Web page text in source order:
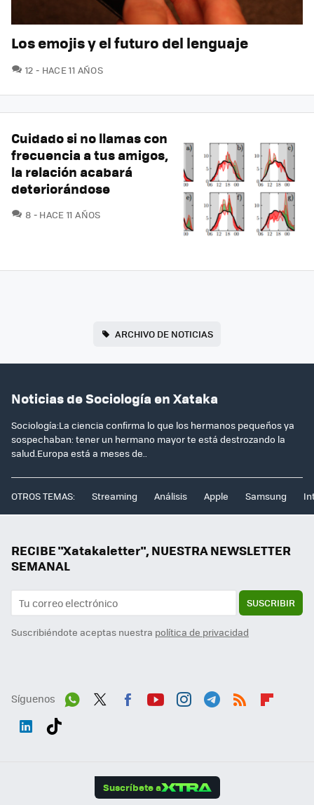
Los emojis y el futuro del lenguaje
12 COMENTARIOS
HACE 11 AÑOS
Cuidado si no llamas con
frecuencia a tus amigos,
la relación acabará
deteriorándose
8 COMENTARIOS
HACE 11 AÑOS
ARCHIVO DE NOTICIAS
Noticias de Sociología en Xataka
Sociología:La ciencia confirma lo que los hermanos pequeños ya
sospechaban: tener un hermano mayor te está destrozando la
salud.Europa está a meses de..
OTROS TEMAS: Streaming Análisis Apple Samsung
RECIBE "Xatakaletter", NUESTRA NEWSLETTER
SEMANAL
SUSCRIBIR
Suscribiéndote aceptas nuestra política de privacidad
Síguenos
Suscríbete a